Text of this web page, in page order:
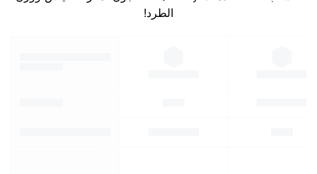
الطرد!